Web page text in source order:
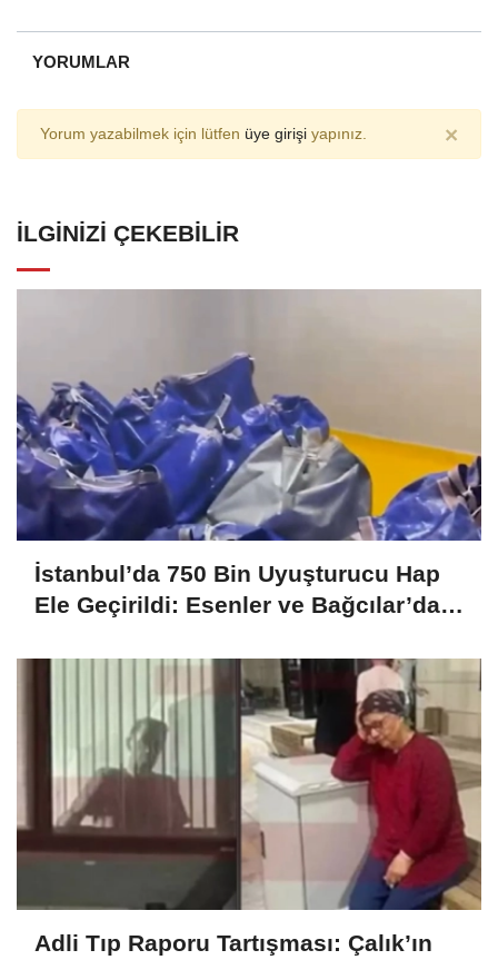
YORUMLAR
Yorum yazabilmek için lütfen üye girişi yapınız. ×
İLGINIZI ÇEKEBILIR
İstanbul’da 750 Bin Uyuşturucu Hap
Ele Geçirildi: Esenler ve Bağcılar’da
Adli Tıp Raporu Tartışması: Çalık’ın